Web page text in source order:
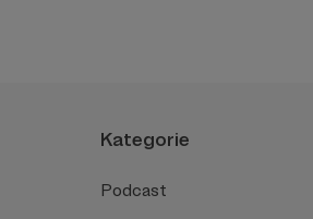
Kategorie
Podcast